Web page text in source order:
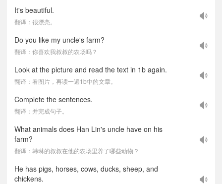
It's beautiful.
翻译：很漂亮。
Do you like my uncle's farm?
翻译：你喜欢我叔叔的农场吗？
Look at the picture and read the text in 1b again.
翻译：看图片，再读一遍1b中的文章。
Complete the sentences.
翻译：并完成句子。
What animals does Han Lin's uncle have on his
farm?
翻译：韩琳的叔叔在他的农场里养了哪些动物？
He has pigs, horses, cows, ducks, sheep, and
chickens.